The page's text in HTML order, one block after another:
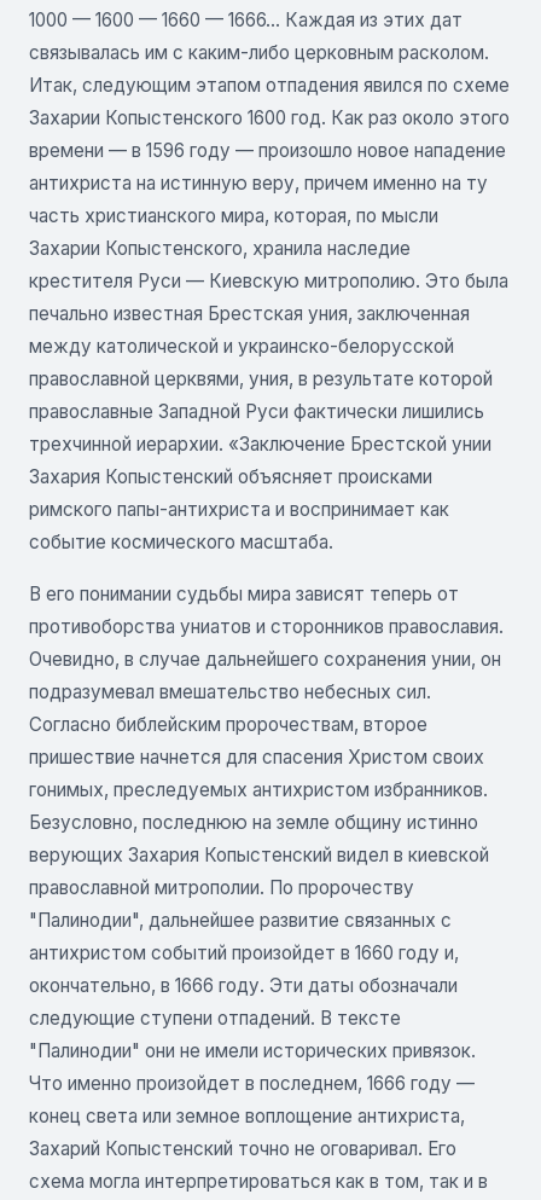
1000 — 1600 — 1660 — 1666... Каждая из этих дат
связывалась им с каким-либо церковным расколом.
Итак, следующим этапом отпадения явился по схеме
Захарии Копыстенского 1600 год. Как раз около этого
времени — в 1596 году — произошло новое нападение
антихриста на истинную веру, причем именно на ту
часть христианского мира, которая, по мысли
Захарии Копыстенского, хранила наследие
крестителя Руси — Киевскую митрополию. Это была
печально известная Брестская уния, заключенная
между католической и украинско-белорусской
православной церквями, уния, в результате которой
православные Западной Руси фактически лишились
трехчинной иерархии. «Заключение Брестской унии
Захария Копыстенский объясняет происками
римского папы-антихриста и воспринимает как
событие космического масштаба.
В его понимании судьбы мира зависят теперь от
противоборства униатов и сторонников православия.
Очевидно, в случае дальнейшего сохранения унии, он
подразумевал вмешательство небесных сил.
Согласно библейским пророчествам, второе
пришествие начнется для спасения Христом своих
гонимых, преследуемых антихристом избранников.
Безусловно, последнюю на земле общину истинно
верующих Захария Копыстенский видел в киевской
православной митрополии. По пророчеству
"Палинодии", дальнейшее развитие связанных с
антихристом событий произойдет в 1660 году и,
окончательно, в 1666 году. Эти даты обозначали
следующие ступени отпадений. В тексте
"Палинодии" они не имели исторических привязок.
Что именно произойдет в последнем, 1666 году —
конец света или земное воплощение антихриста,
Захарий Копыстенский точно не оговаривал. Его
схема могла интерпретироваться как в том, так и в